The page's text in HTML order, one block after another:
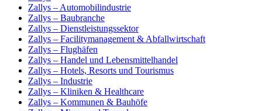
Zallys – Automobilindustrie
Zallys – Baubranche
Zallys – Dienstleistungssektor
Zallys – Facilitymanagement & Abfallwirtschaft
Zallys – Flughäfen
Zallys – Handel und Lebensmittelhandel
Zallys – Hotels, Resorts und Tourismus
Zallys – Industrie
Zallys – Kliniken & Healthcare
Zallys – Kommunen & Bauhöfe